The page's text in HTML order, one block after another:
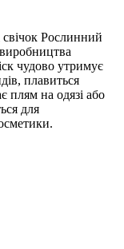
Рослинний
чудово утримує
плавиться
плям на одязі або
для